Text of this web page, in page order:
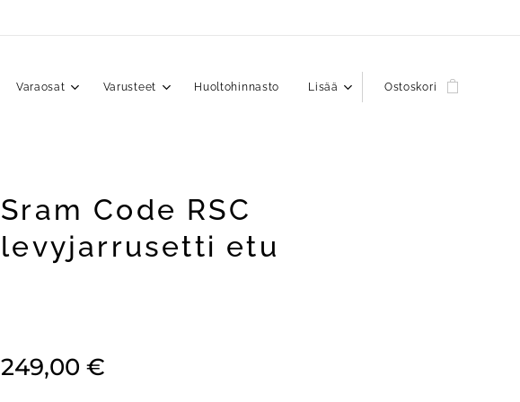
Varaosat Varusteet Huoltohinnasto Lisää Ostoskori
Sram Code RSC
levyjarrusetti etu
249,00 €